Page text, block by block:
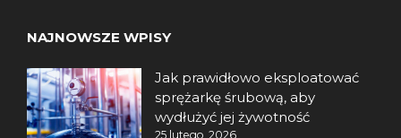
NAJNOWSZE WPISY
Jak prawidłowo eksploatować
sprężarkę śrubową, aby
wydłużyć jej żywotność
25 lutego, 2026